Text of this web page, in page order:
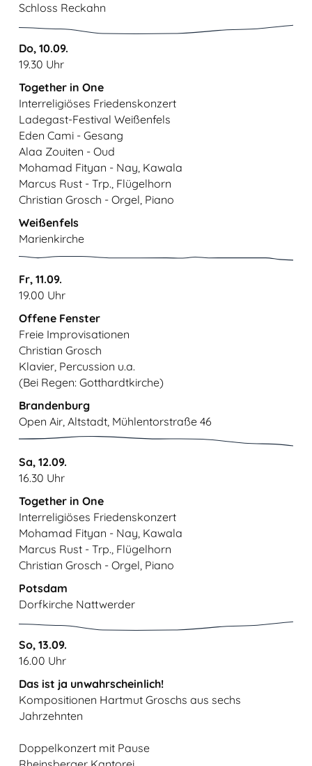
Schloss Reckahn
Do, 10.09.
19.30 Uhr
Together in One
Interreligiöses Friedenskonzert
Ladegast-Festival Weißenfels
Eden Cami - Gesang
Alaa Zouiten - Oud
Mohamad Fityan - Nay, Kawala
Marcus Rust - Trp., Flügelhorn
Christian Grosch - Orgel, Piano
Weißenfels
Marienkirche
Fr, 11.09.
19.00 Uhr
Offene Fenster
Freie Improvisationen
Christian Grosch
Klavier, Percussion u.a.
(Bei Regen: Gotthardtkirche)
Brandenburg
Open Air, Altstadt, Mühlentorstraße 46
Sa, 12.09.
16.30 Uhr
Together in One
Interreligiöses Friedenskonzert
Mohamad Fityan - Nay, Kawala
Marcus Rust - Trp., Flügelhorn
Christian Grosch - Orgel, Piano
Potsdam
Dorfkirche Nattwerder
So, 13.09.
16.00 Uhr
Das ist ja unwahrscheinlich!
Kompositionen Hartmut Groschs aus sechs
Jahrzehnten
Doppelkonzert mit Pause